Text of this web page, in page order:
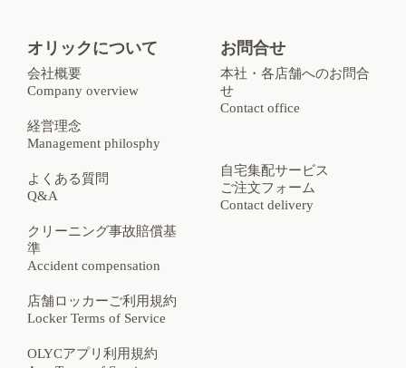
オリックについて
会社概要
Company overview
経営理念
Management philosphy
よくある質問
Q&A
クリーニング事故賠償基
準
Accident compensation
店舗ロッカーご利用規約
Locker Terms of Service
OLYCアプリ利用規約
お問合せ
本社・各店舗へのお問合
せ
Contact office
自宅集配サービス
ご注文フォーム
Contact delivery